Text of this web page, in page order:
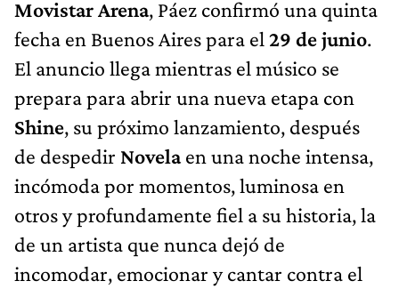
Movistar Arena, Páez confirmó una quinta
fecha en Buenos Aires para el 29 de junio.
El anuncio llega mientras el músico se
prepara para abrir una nueva etapa con
Shine, su próximo lanzamiento, después
de despedir Novelaen una noche intensa,
incómoda por momentos, luminosa en
otros y profundamente fiel a su historia, la
de un artista que nunca dejó de
incomodar, emocionar y cantar contra el